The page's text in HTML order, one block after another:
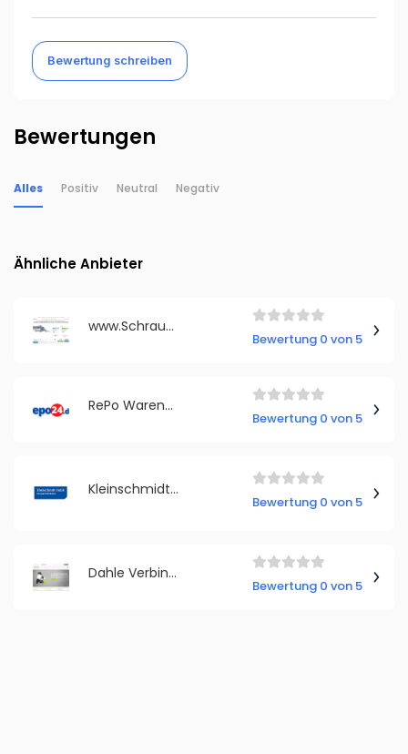
Bewertung schreiben
Bewertungen
Alles Positiv Neutral Negativ
Ähnliche Anbieter
www.Schraubenhandel24.de
Bewertung 0 von 5
RePo Warenhandel
Bewertung 0 von 5
Kleinschmidt GmbH
Bewertung 0 von 5
Dahle Verbindungstechnik
Bewertung 0 von 5